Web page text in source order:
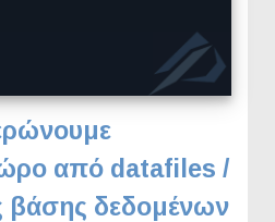
από datafiles /
βάσης δεδομένων